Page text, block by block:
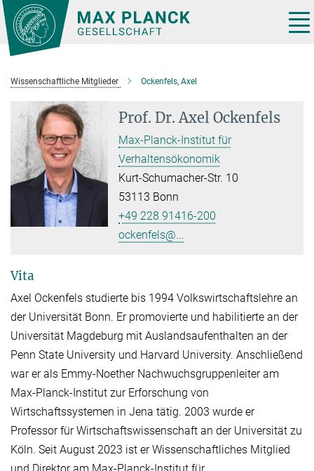
Hauptinhalt
Wissenschaftliche Mitglieder Ockenfels, Axel
Prof. Dr. Axel Ockenfels
Max-Planck-Institut für
Verhaltensökonomik
Kurt-Schumacher-Str. 10
53113 Bonn
+49 228 91416-200
ockenfels@...
Vita
Axel Ockenfels studierte bis 1994 Volkswirtschaftslehre an
der Universität Bonn. Er promovierte und habilitierte an der
Universität Magdeburg mit Auslandsaufenthalten an der
Penn State University und Harvard University. Anschließend
war er als Emmy-Noether Nachwuchsgruppenleiter am
Max-Planck-Institut zur Erforschung von
Wirtschaftssystemen in Jena tätig. 2003 wurde er
Professor für Wirtschaftswissenschaft an der Universität zu
Köln. Seit August 2023 ist er Wissenschaftliches Mitglied